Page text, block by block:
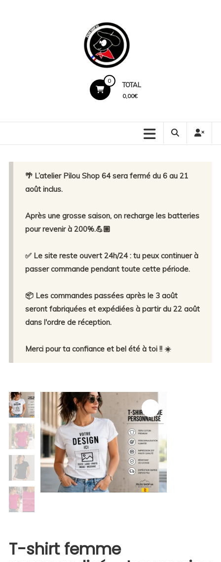
premium.
Service
humain.
0
TOTAL
0,00€
🌴 L’atelier Pilou Shop 64 sera fermé du 6 au 21
août inclus.
Après une grosse saison, on recharge les batteries
pour revenir à 200%.💪🏼
✅ Le site reste ouvert 24h/24 : tu peux continuer à
passer commande pendant toute cette période.
📦 Les commandes passées après le 3 août
seront fabriquées et expédiées à partir du 22 août
dans l'ordre de réception.
Merci pour ta confiance et bel été à toi !! ☀️
T-shirt femme